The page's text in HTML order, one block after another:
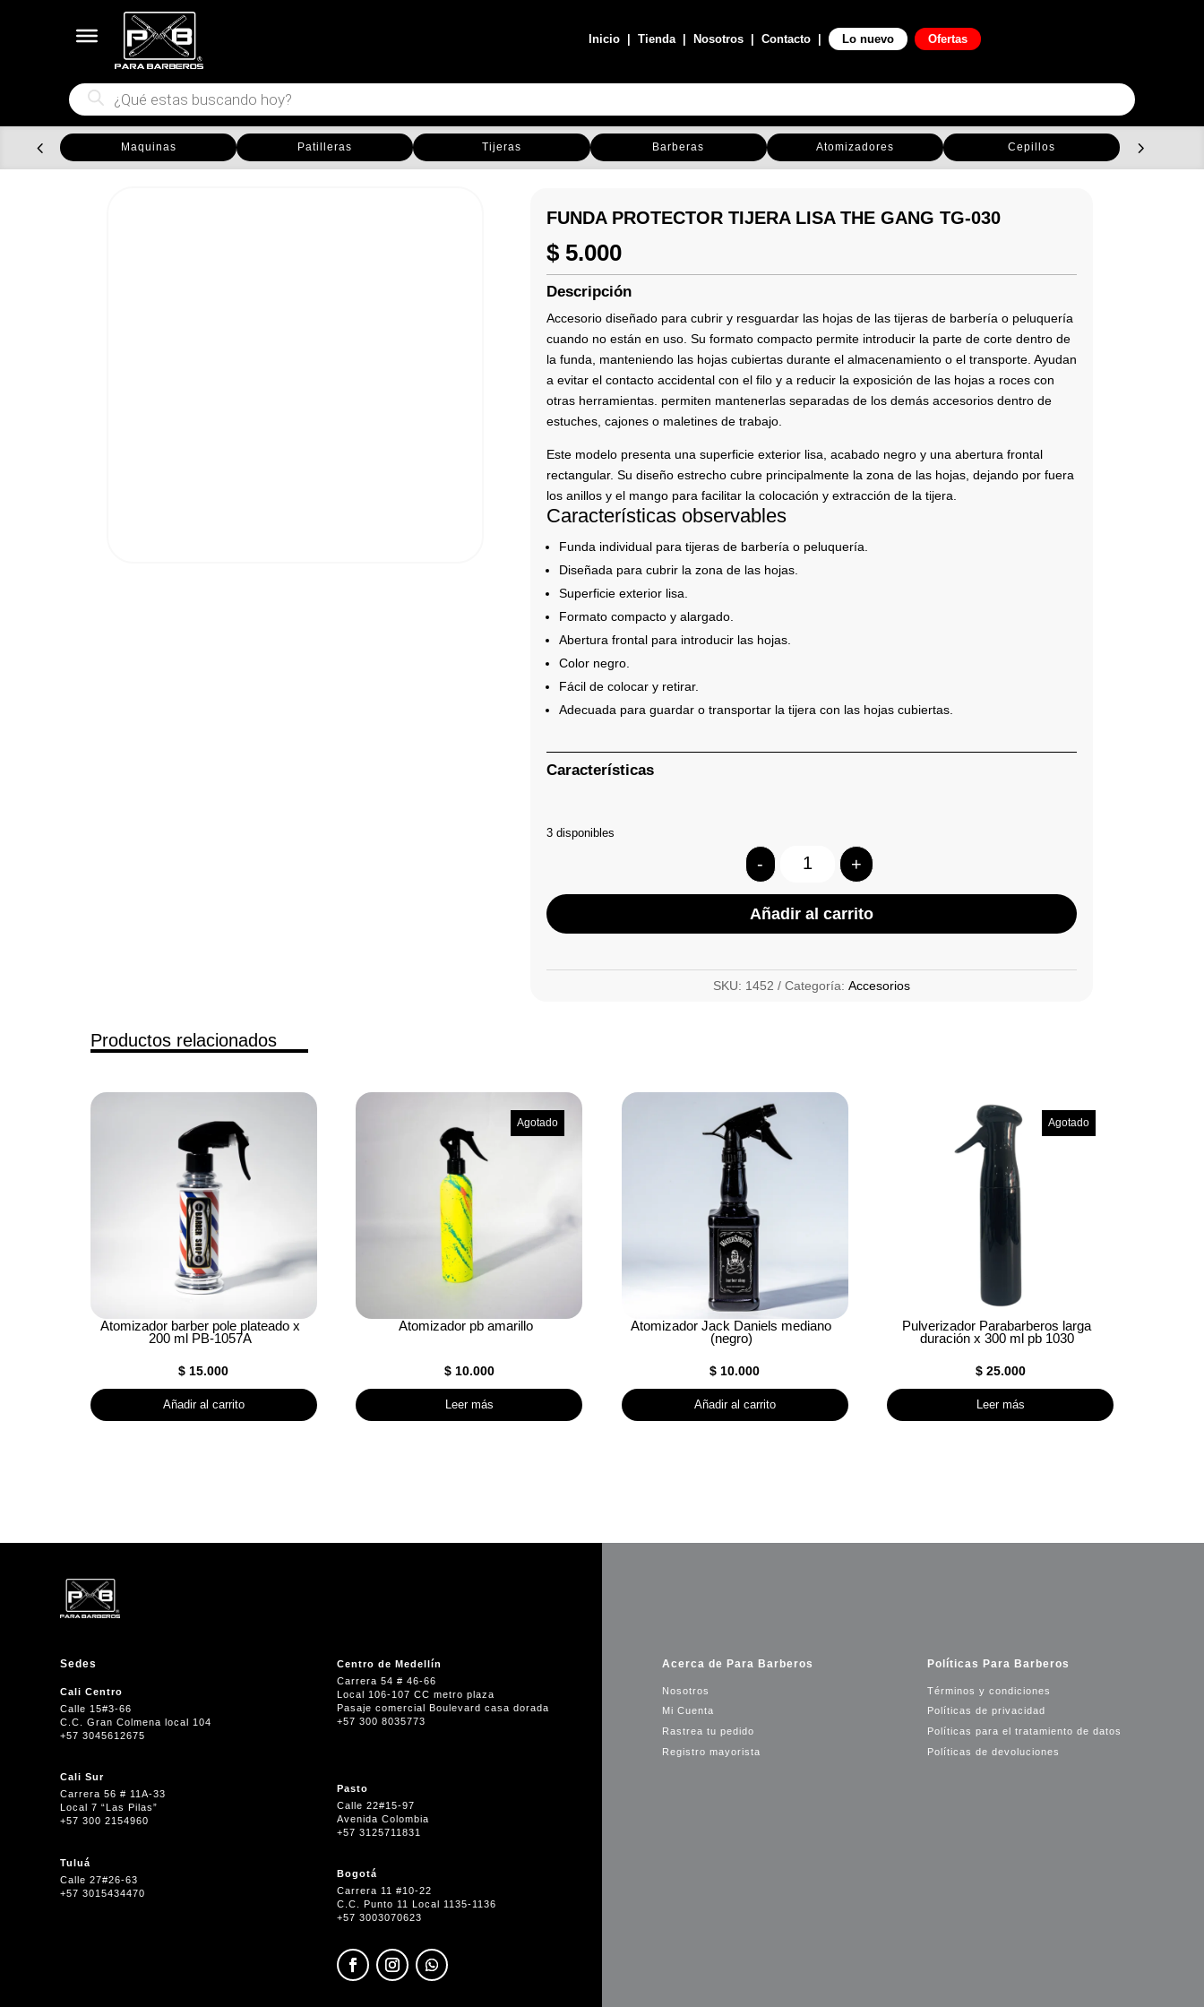
Inicio |Tienda| Nosotros |Contacto | Lo nuevo Ofertas
Búsqueda
de
productos
Maquinas Patilleras Tijeras Barberas Atomizadores Cepillos
FUNDA PROTECTOR TIJERA LISA THE GANG TG-030
$ 5.000
Descripción
Accesorio diseñado para cubrir y resguardar las hojas de las tijeras de barbería o peluquería
cuando no están en uso. Su formato compacto permite introducir la parte de corte dentro de
la funda, manteniendo las hojas cubiertas durante el almacenamiento o el transporte. Ayudan
a evitar el contacto accidental con el filo y a reducir la exposición de las hojas a roces con
otras herramientas. permiten mantenerlas separadas de los demás accesorios dentro de
estuches, cajones o maletines de trabajo.
Este modelo presenta una superficie exterior lisa, acabado negro y una abertura frontal
rectangular. Su diseño estrecho cubre principalmente la zona de las hojas, dejando por fuera
los anillos y el mango para facilitar la colocación y extracción de la tijera.
Características observables
Funda individual para tijeras de barbería o peluquería.
Diseñada para cubrir la zona de las hojas.
Superficie exterior lisa.
Formato compacto y alargado.
Abertura frontal para introducir las hojas.
Color negro.
Fácil de colocar y retirar.
Adecuada para guardar o transportar la tijera con las hojas cubiertas.
Características
3 disponibles
Quantity
- +
Añadir al carrito
SKU: 1452 Categoría:Accesorios
Productos relacionados
Atomizador barber pole plateado x
200 ml PB-1057A
$ 15.000
Añadir al carrito
Agotado
Atomizador pb amarillo
$10.000
Leer más
Atomizador Jack Daniels mediano
(negro)
$ 10.000
Añadir al carrito
Agotado
Pulverizador Parabarberos larga
duración x 300 ml pb 1030
$25.000
Leer más
Sedes
Cali Centro
Calle 15#3-66
C.C. Gran Colmena local 104
+57 3045612675
Cali Sur
Carrera 56 # 11A-33
Local 7 “Las Pilas”
+57 300 2154960
Tuluá
Calle 27#26-63
+57 3015434470
Centro de Medellín
Carrera 54 # 46-66
Local 106-107 CC metro plaza
Pasaje comercial Boulevard casa dorada
+57 300 8035773
Pasto
Calle 22#15-97
Avenida Colombia
+57 3125711831
Bogotá
Carrera 11 #10-22
C.C. Punto 11 Local 1135-1136
+57 3003070623
Acerca de Para Barberos
Nosotros
Mi Cuenta
Rastrea tu pedido
Registro mayorista
Políticas Para Barberos
Términos y condiciones
Políticas de privacidad
Políticas para el tratamiento de datos
Políticas de devoluciones